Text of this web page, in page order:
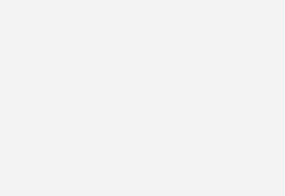
technische Angaben und neutrale
notwendig, da Rohrbefestigungen weiterhin oft
Standardprodukte gelten.
Tragfähigkeit, Sicherheitsreserven und
Ausführung erheblich unterscheiden. Das RAL
Unterschiede sichtbar und schafft national
Bewertungsstandards.